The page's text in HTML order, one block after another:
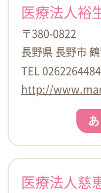
医療法人裕
〒380-0822
長野県 長野市
TEL 0262264484
http://
医療法人慈